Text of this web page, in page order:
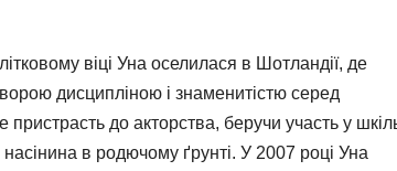
віці Уна оселилася в Шотландії, де
дисципліною і знаменитістю серед
до акторства, беручи участь у
в родючому ґрунті. У 2007 році Уна